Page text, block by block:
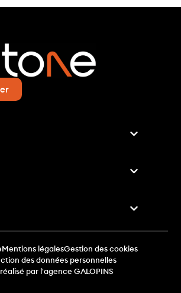
Mentions légalesGestion des cookies
des données personnelles
par l'agence GALOPINS